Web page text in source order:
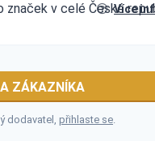
v celé ČeskéVíce
ZÁKAZNÍKA
dodavatel, přihlaste se.